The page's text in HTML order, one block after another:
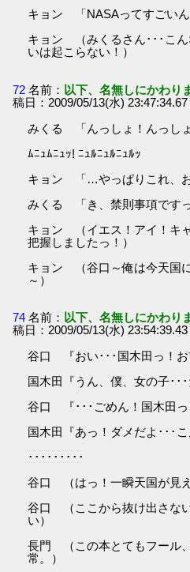
キョン 「NASAってすごいん
キョン （みくるさん･･･こ
いは起こらない！）
72 名前： 以下、名無しにかわり
稿日：2009/05/13(水)
みくる 「んっしょ！んっし
ﾑﾆｭﾑﾆｭｯ! ﾆｭﾙﾆｭﾙﾆｭﾙｯ
キョン 「…やっぱりこれ、
みくる 「き、禁則事項ですっ
キョン （イエス！アイ！キ
把握しましたっ！）
キョン （谷口～俺は今天国
～）
74 名前： 以下、名無しにかわり
稿日：2009/05/13(水)
谷口 『おい･･･国木田っ！お
国木田『うん、僕、女の子･･･
谷口 『･･･ごめん！国木田っ
国木田『あっ！ダメだよ･･･こ
･････････
谷口 （はっ！一瞬天国が見え
谷口 （ここから抜け出さな
い）
長門 （この本とてもフール
常。）